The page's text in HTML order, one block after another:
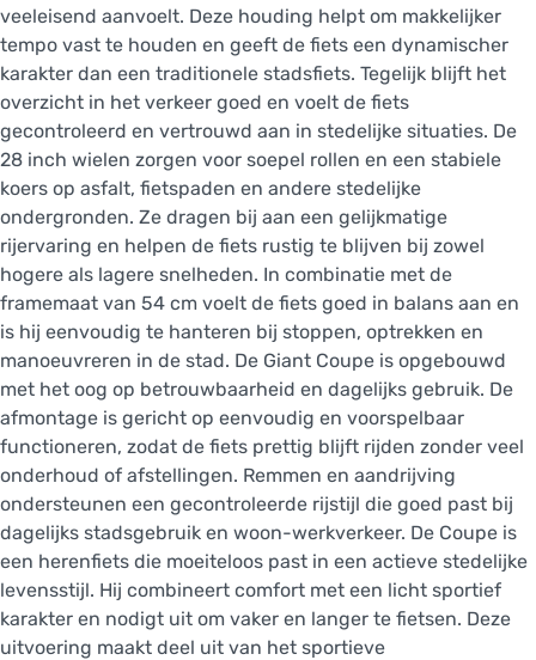
veeleisend aanvoelt. Deze houding helpt om makkelijker
tempo vast te houden en geeft de fiets een dynamischer
karakter dan een traditionele stadsfiets. Tegelijk blijft het
overzicht in het verkeer goed en voelt de fiets
gecontroleerd en vertrouwd aan in stedelijke situaties. De
28 inch wielen zorgen voor soepel rollen en een stabiele
koers op asfalt, fietspaden en andere stedelijke
ondergronden. Ze dragen bij aan een gelijkmatige
rijervaring en helpen de fiets rustig te blijven bij zowel
hogere als lagere snelheden. In combinatie met de
framemaat van 54 cm voelt de fiets goed in balans aan en
is hij eenvoudig te hanteren bij stoppen, optrekken en
manoeuvreren in de stad. De Giant Coupe is opgebouwd
met het oog op betrouwbaarheid en dagelijks gebruik. De
afmontage is gericht op eenvoudig en voorspelbaar
functioneren, zodat de fiets prettig blijft rijden zonder veel
onderhoud of afstellingen. Remmen en aandrijving
ondersteunen een gecontroleerde rijstijl die goed past bij
dagelijks stadsgebruik en woon-werkverkeer. De Coupe is
een herenfiets die moeiteloos past in een actieve stedelijke
levensstijl. Hij combineert comfort met een licht sportief
karakter en nodigt uit om vaker en langer te fietsen. Deze
uitvoering maakt deel uit van het sportieve